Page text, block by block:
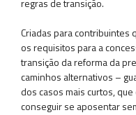
regras de transição.
Criadas para contribuintes
os requisitos para a
transição da reforma da
caminhos alternativos –
dos casos mais curtos,
conseguir se aposentar